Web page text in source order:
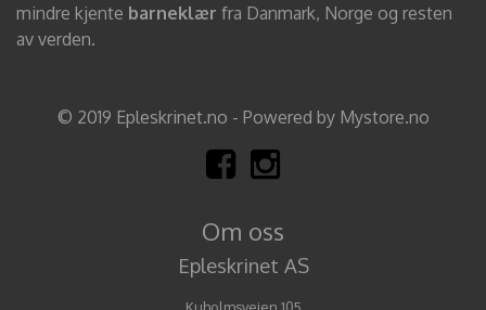
mindre kjente barneklær fra Danmark, Norge og resten
av verden.
© 2019 Epleskrinet.no - Powered by Mystore.no
Om oss
Epleskrinet AS
Kuholmsveien 105